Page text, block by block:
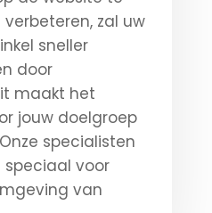
zal uw
sneller
door
maakt het
jouw doelgroep
specialisten
speciaal voor
van